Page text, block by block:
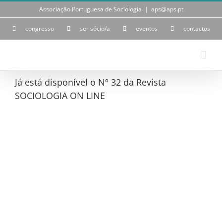
Skip
Associação Portuguesa de Sociologia | aps@aps.pt
congresso ser sócio/a eventos contactos
Já está disponível o Nº 32 da Revista
SOCIOLOGIA ON LINE